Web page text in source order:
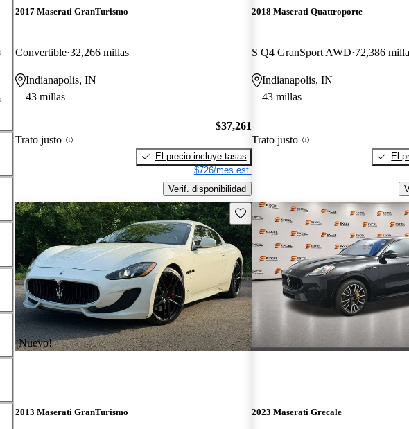
2017 Maserati GranTurismo
Convertible 32,266 millas
Indianapolis, IN
43 millas
Trato justo
$37,261
El precio incluye tasas
$726/mes est.
Verif. disponibilidad
2018 Maserati Quattroporte
S Q4 GranSport AWD 72,386
Indianapolis, IN
43 millas
Trato justo
El
¡Nuevo!
Guarda este Aviso
2013 Maserati GranTurismo 2023 Maserati Grecale